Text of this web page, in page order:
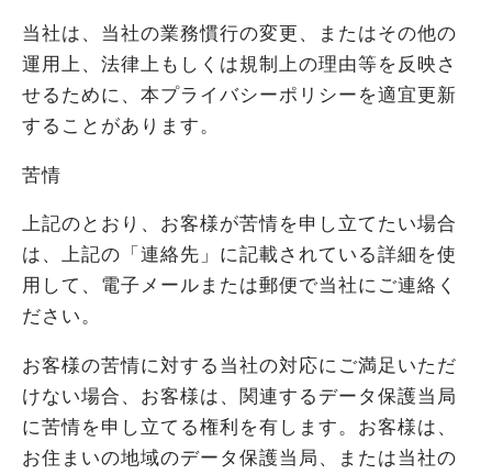
当社は、当社の業務慣行の変更、またはその他の
運用上、法律上もしくは規制上の理由等を反映さ
せるために、本プライバシーポリシーを適宜更新
することがあります。
苦情
上記のとおり、お客様が苦情を申し立てたい場合
は、上記の「連絡先」に記載されている詳細を使
用して、電子メールまたは郵便で当社にご連絡く
ださい。
お客様の苦情に対する当社の対応にご満足いただ
けない場合、お客様は、関連するデータ保護当局
に苦情を申し立てる権利を有します。お客様は、
お住まいの地域のデータ保護当局、または当社の